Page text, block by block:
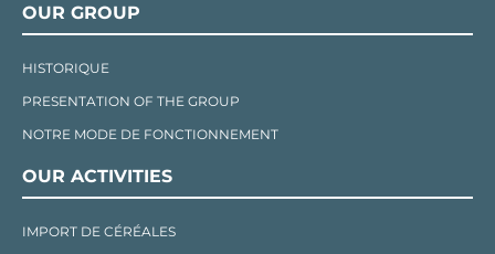
OUR GROUP
HISTORIQUE
PRESENTATION OF THE GROUP
NOTRE MODE DE FONCTIONNEMENT
OUR ACTIVITIES
IMPORT DE CÉRÉALES